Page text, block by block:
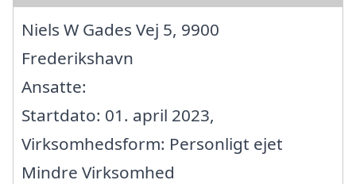
Niels W Gades Vej 5, 9900
Frederikshavn
Ansatte:
Startdato: 01. april 2023,
Virksomhedsform: Personligt ejet
Mindre Virksomhed